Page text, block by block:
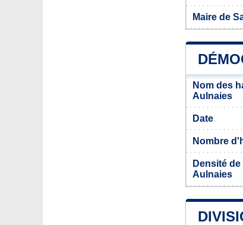
Maire de
Nom des
Aulnaies
Date
Nombre
Densité
Aulnaies